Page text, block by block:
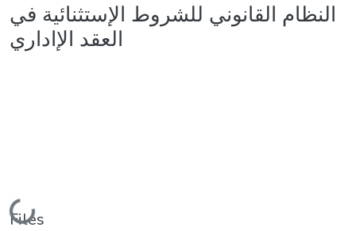
النظام القانوني للشروط الإستثنائية في
العقد الإاداري
Loading...
Files